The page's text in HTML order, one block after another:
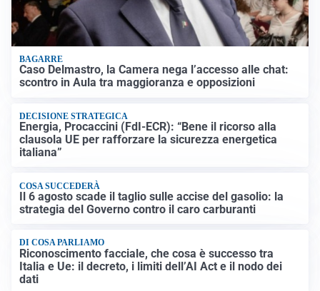
BAGARRE
Caso Delmastro, la Camera nega l’accesso alle chat:
scontro in Aula tra maggioranza e opposizioni
DECISIONE STRATEGICA
Energia, Procaccini (FdI-ECR): “Bene il ricorso alla
clausola UE per rafforzare la sicurezza energetica
italiana”
COSA SUCCEDERÀ
Il 6 agosto scade il taglio sulle accise del gasolio: la
strategia del Governo contro il caro carburanti
DI COSA PARLIAMO
Riconoscimento facciale, che cosa è successo tra
Italia e Ue: il decreto, i limiti dell’AI Act e il nodo dei
dati